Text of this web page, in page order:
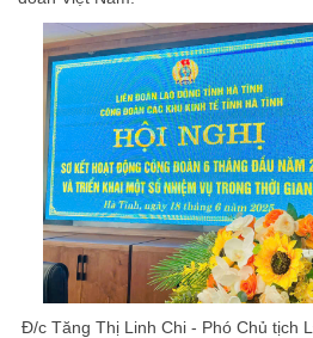
Đ/c Tăng Thị Linh Chi - Phó Chủ tịch